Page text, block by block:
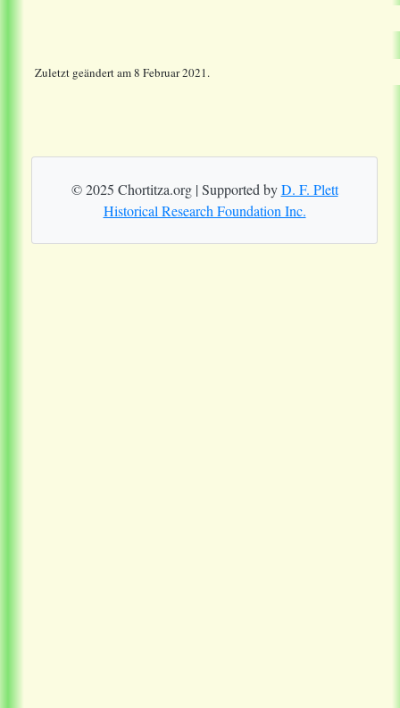
Zuletzt geändert am 8 Februar 2021.
© 2025 Chortitza.org | Supported byD. F. Plett
Historical Research Foundation Inc.